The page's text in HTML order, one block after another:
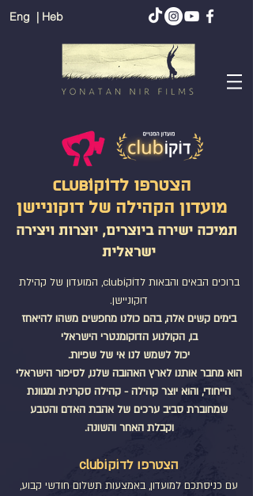
Eng | Heb
הצטרפו לדוֹקוֹclub
מועדון הקהילה של דוקוניישן
תמיכה ישירה ביוצרים, יוצרות ויצירה
ישראלית
ברוכים הבאים והבאות לדוֹקוֹclub, המועדון של קהילת
דוקוניישן.
בימים קשים אלה, בהם כולנו מחפשים משהו להיאחז
בו, הקולנוע הדוקומנטרי הישראלי
יכול לשמש לנו אי של שפיות.
הוא מחבר אותנו לארץ האהובה שלנו, לסיפור הישראלי
הייחודי, והוא יוצר קהילה - קהילה סקרנית ומגוונת
שמחוברת סביב ערכים של אהבת האדם והטבע
וקבלת האחר והשונה.
הצטרפו לדוֹקוֹclub
עם כניסתכם למועדון, באמצעות תשלום חודשי קבוע,